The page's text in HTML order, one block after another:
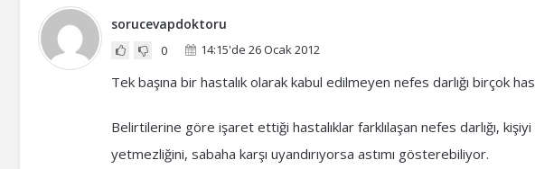
sorucevapdoktoru
0 14:15'de 26 Ocak 2012
Tek başına bir hastalık olarak kabul edilmeyen nefes darlığı birçok
Belirtilerine göre işaret ettiği hastalıklar farklılaşan nefes darlığı,
yetmezliğini, sabaha karşı uyandırıyorsa astımı gösterebiliyor.